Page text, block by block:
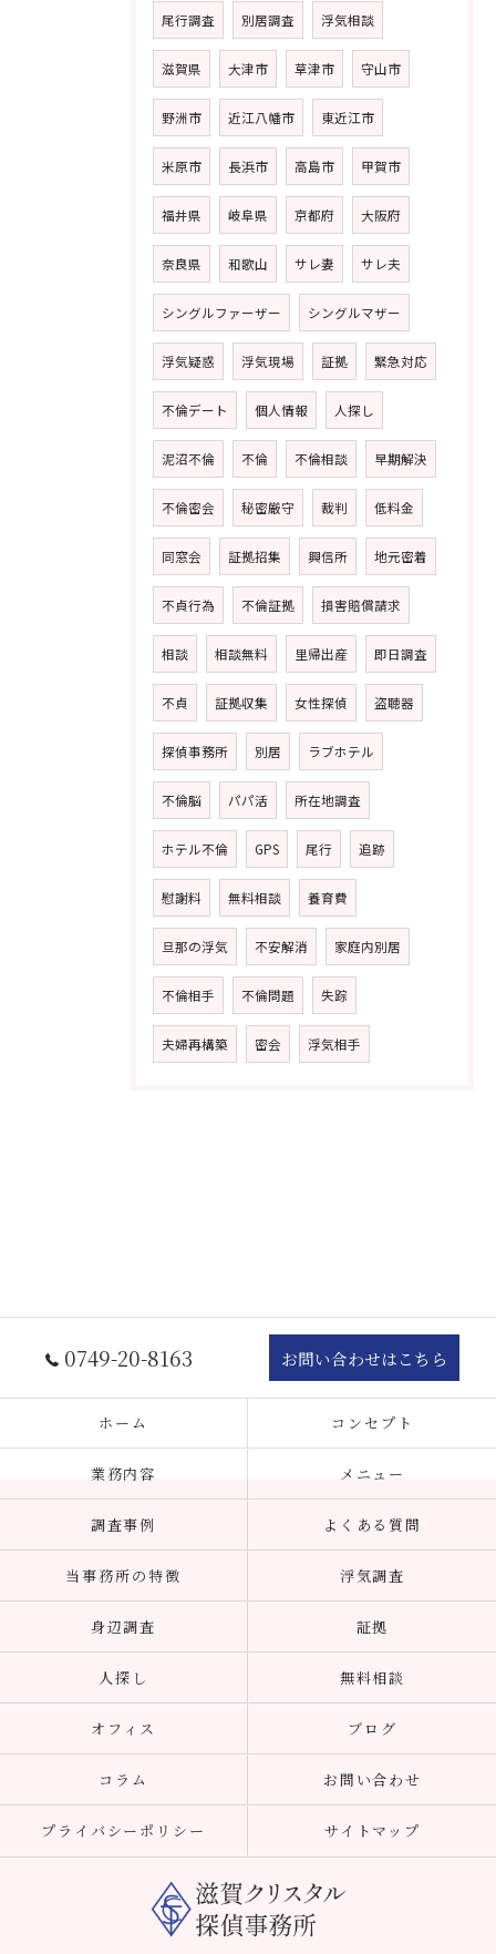
尾行調査 別居調査 浮気相談
滋賀県 大津市 草津市 守山市
野洲市 近江八幡市 東近江市
米原市 長浜市 高島市 甲賀市
福井県 岐阜県 京都府 大阪府
奈良県 和歌山 サレ妻 サレ夫
シングルファーザー シングルマザー
浮気疑惑 浮気現場 証拠 緊急対応
不倫デート 個人情報 人探し
泥沼不倫 不倫 不倫相談 早期解決
不倫密会 秘密厳守 裁判 低料金
同窓会 証拠招集 興信所 地元密着
不貞行為 不倫証拠 損害賠償請求
相談 相談無料 里帰出産 即日調査
不貞 証拠収集 女性探偵 盗聴器
探偵事務所 別居 ラブホテル
不倫脳 パパ活 所在地調査
ホテル不倫 GPS 尾行 追跡
慰謝料 無料相談 養育費
旦那の浮気 不安解消 家庭内別居
不倫相手 不倫問題 失踪
夫婦再構築 密会 浮気相手
0749-20-8163 お問い合わせはこちら
ホーム コンセプト
業務内容 メニュー
調査事例 よくある質問
当事務所の特徴 浮気調査
身辺調査 証拠
人探し 無料相談
オフィス ブログ
コラム お問い合わせ
プライバシーポリシー サイトマップ